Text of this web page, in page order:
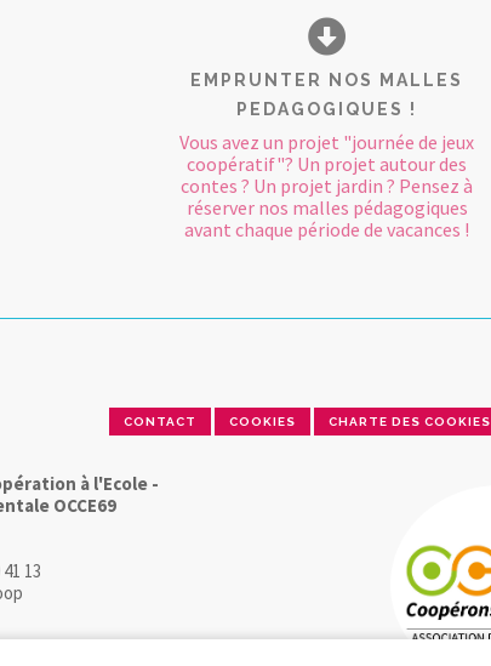
EMPRUNTER NOS MALLES
PEDAGOGIQUES !
Vous avez un projet "journée de jeux
coopératif"? Un projet autour des
contes ? Un projet jardin ? Pensez à
réserver nos malles pédagogiques
avant chaque période de vacances !
CONTACT COOKIES CHARTE DES COOKIES
à l'Ecole -
OCCE69
13